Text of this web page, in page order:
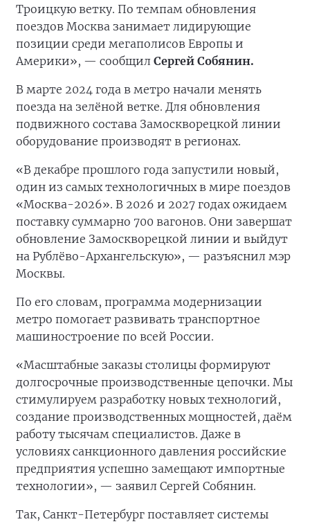
Троицкую ветку. По темпам обновления
поездов Москва занимает лидирующие
позиции среди мегаполисов Европы и
Америки», — сообщил Сергей Собянин.
В марте 2024 года в метро начали менять
поезда на зелёной ветке. Для обновления
подвижного состава Замоскворецкой линии
оборудование производят в регионах.
«В декабре прошлого года запустили новый,
один из самых технологичных в мире поездов
«Москва-2026». В 2026 и 2027 годах ожидаем
поставку суммарно 700 вагонов. Они завершат
обновление Замоскворецкой линии и выйдут
на Рублёво-Архангельскую», — разъяснил мэр
Москвы.
По его словам, программа модернизации
метро помогает развивать транспортное
машиностроение по всей России.
«Масштабные заказы столицы формируют
долгосрочные производственные цепочки. Мы
стимулируем разработку новых технологий,
создание производственных мощностей, даём
работу тысячам специалистов. Даже в
условиях санкционного давления российские
предприятия успешно замещают импортные
технологии», — заявил Сергей Собянин.
Так, Санкт-Петербург поставляет системы